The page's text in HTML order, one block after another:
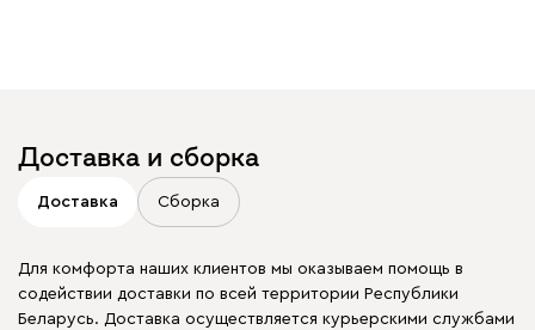
Доставка и сборка
Доставка Сборка
Для комфорта наших клиентов мы оказываем помощь в
содействии доставки по всей территории Республики
Беларусь. Доставка осуществляется курьерскими службами